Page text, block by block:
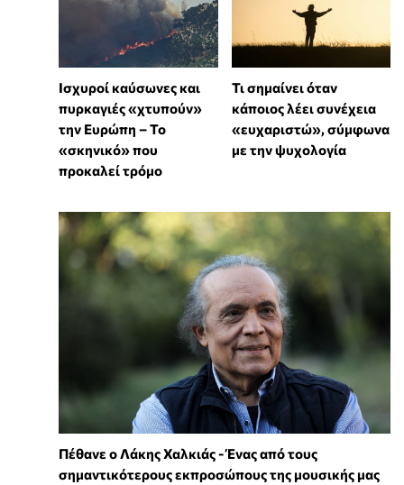
Ισχυροί καύσωνες και
πυρκαγιές «χτυπούν»
την Ευρώπη – Το
«σκηνικό» που
προκαλεί τρόμο
Τι σημαίνει όταν
κάποιος λέει συνέχεια
«ευχαριστώ», σύμφωνα
με την ψυχολογία
Πέθανε ο Λάκης Χαλκιάς - Ένας από τους
σημαντικότερους εκπροσώπους της μουσικής μας